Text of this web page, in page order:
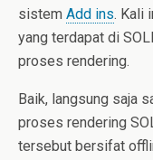
sistem Add ins. Kali
yang terdapat di
proses rendering.
Baik, langsung saja
proses rendering
tersebut bersifat